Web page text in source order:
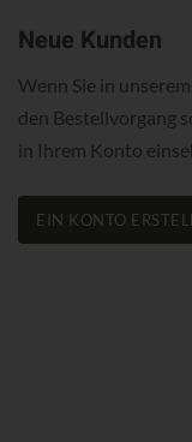
Neue Kunden
Wenn Sie in
den Bestellvorgang
in Ihrem Konto
EIN KONTO